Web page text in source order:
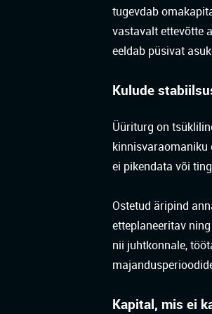
tugevdab
vastavalt ettevõtte
eeldab püsivat
Kulude
Üüriturg on
kinnisvaraomaniku
ei pikendata või
Ostetud äripind
etteplaneeritav
nii juhtkonnale,
Kapital, mis ei